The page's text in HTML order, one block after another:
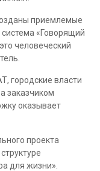
приемлемые
система «Говорящий
человеческий
городские власти
заказчиком
оказывает
проекта
для жизни».